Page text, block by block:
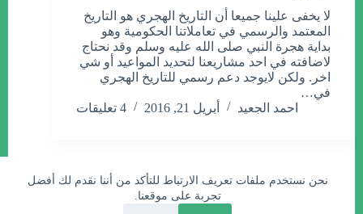
نحن نستخدم ملفات تعريف الارتباط للتأكد من أننا نقدم لك أفضل
تجربة على موقعنا.
لا يخفى علينا جميعا أن التاريخ الهجري هو التاريخ
المعتمد والرسمي في تعاملاتنا الحكومية وهو
بداية هجرة النبي صلى الله عليه وسلم وقد نحتاج
لاضافته في احد مشاريعنا لتحديد المواعيد أو شي
اخر. ولكن لايوجد دعم رسمي للتاريخ الهجري
في…
احمد الجعيد
أبريل 21, 2016 4 تعليقات
احمد الجعيد